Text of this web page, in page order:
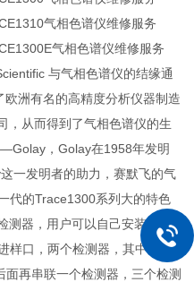
气相色谱仪维修服务
气相色谱仪维修服务
与气相色谱仪的结缘通
洲有名的高精度分析仪器制造
，从而得到了气相色谱仪的生
，Golay在1958年发明
一发明者的助力，赛默飞的气
代的Trace1300系列大的特色
器，用户可以自己安装拆
样口，两个检测器，其中一个
再串联一个检测器，三个检测